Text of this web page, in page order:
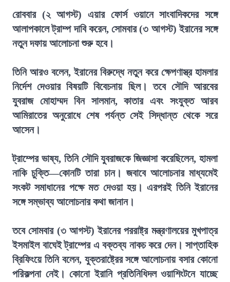
রোববার (২ আগস্ট) এয়ার ফোর্স ওয়ানে সাংবাদিকদের সঙ্গে
আলাপকালে ট্রাম্প দাবি করেন, সোমবার (৩ আগস্ট) ইরানের সঙ্গে
নতুন দফায় আলোচনা শুরু হবে।
তিনি আরও বলেন, ইরানের বিরুদ্ধে নতুন করে ক্ষেপণাস্ত্র হামলার
নির্দেশ দেওয়ার বিষয়টি বিবেচনায় ছিল। তবে সৌদি আরবের
যুবরাজ মোহাম্মদ বিন সালমান, কাতার এবং সংযুক্ত আরব
আমিরাতের অনুরোধে শেষ পর্যন্ত সেই সিদ্ধান্ত থেকে সরে
আসেন।
ট্রাম্পের ভাষ্য, তিনি সৌদি যুবরাজকে জিজ্ঞাসা করেছিলেন, হামলা
নাকি চুক্তি—কোনটি তারা চান। জবাবে আলোচনার মাধ্যমেই
সংকট সমাধানের পক্ষে মত দেওয়া হয়। এরপরই তিনি ইরানের
সঙ্গে সম্ভাব্য আলোচনার কথা জানান।
তবে সোমবার (৩ আগস্ট) ইরানের পররাষ্ট্র মন্ত্রণালয়ের মুখপাত্র
ইসমাইল বাঘেই ট্রাম্পের এ বক্তব্য নাকচ করে দেন। সাপ্তাহিক
ব্রিফিংয়ে তিনি বলেন, যুক্তরাষ্ট্রের সঙ্গে আলোচনায় বসার কোনো
পরিকল্পনা নেই। কোনো ইরানি প্রতিনিধিদল ওয়াশিংটনে যাচ্ছে